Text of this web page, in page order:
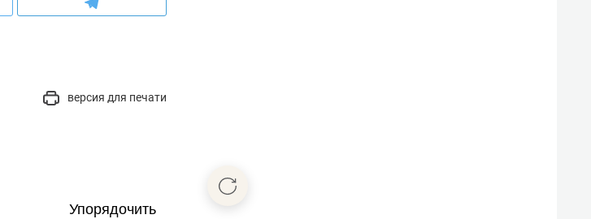
версия для печати
Упорядочить